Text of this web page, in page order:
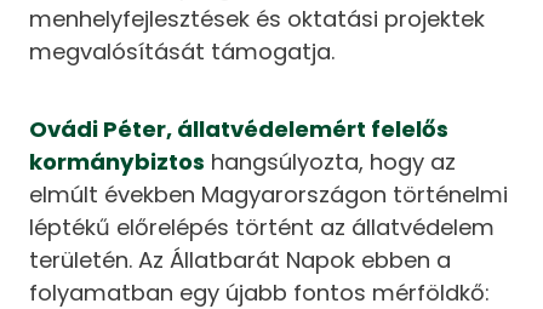
menhelyfejlesztések és oktatási projektek
megvalósítását támogatja.
Ovádi Péter, állatvédelemért felelős
kormánybiztos hangsúlyozta, hogy az
elmúlt években Magyarországon történelmi
léptékű előrelépés történt az állatvédelem
területén. Az Állatbarát Napok ebben a
folyamatban egy újabb fontos mérföldkő: